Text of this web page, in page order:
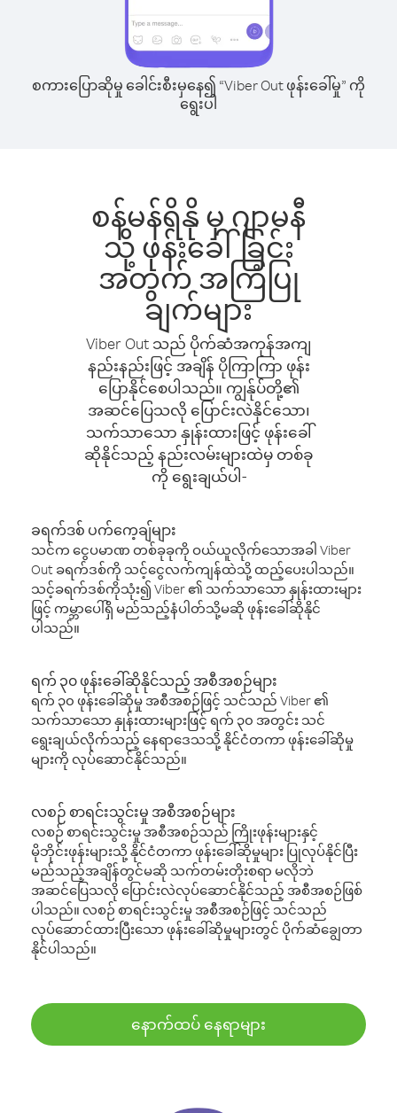
စကားပြောဆိုမှု ခေါင်းစီးမှနေ၍ “Viber Out ဖုန်းခေါ်မှု” ကို
ရွေးပါ
စန်မန်ရိနို မှ ဂျာမနီ
သို့ ဖုန်းခေါ်ခြင်း
အတွက် အကြံပြု
ချက်များ
Viber Out သည် ပိုက်ဆံအကုန်အကျ
နည်းနည်းဖြင့် အချိန် ပိုကြာကြာ ဖုန်း
ပြောနိုင်စေပါသည်။ ကျွန်ုပ်တို့၏
အဆင်ပြေသလို ပြောင်းလဲနိုင်သော၊
သက်သာသော နှုန်းထားဖြင့် ဖုန်းခေါ်
ဆိုနိုင်သည့် နည်းလမ်းများထဲမှ တစ်ခု
ကို ရွေးချယ်ပါ-
ခရက်ဒစ် ပက်ကေ့ချ်များ
သင်က ငွေပမာဏ တစ်ခုခုကို ဝယ်ယူလိုက်သောအခါ Viber
Out ခရက်ဒစ်ကို သင့်ငွေလက်ကျန်ထဲသို့ ထည့်ပေးပါသည်။
သင့်ခရက်ဒစ်ကိုသုံး၍ Viber ၏ သက်သာသော နှုန်းထားများ
ဖြင့် ကမ္ဘာပေါ်ရှိ မည်သည့်နံပါတ်သို့မဆို ဖုန်းခေါ်ဆိုနိုင်
ပါသည်။
ရက် ၃၀ ဖုန်းခေါ်ဆိုနိုင်သည့် အစီအစဉ်များ
ရက် ၃၀ ဖုန်းခေါ်ဆိုမှု အစီအစဉ်ဖြင့် သင်သည် Viber ၏
သက်သာသော နှုန်းထားများဖြင့် ရက် ၃၀ အတွင်း သင်
ရွေးချယ်လိုက်သည့် နေရာဒေသသို့ နိုင်ငံတကာ ဖုန်းခေါ်ဆိုမှု
များကို လုပ်ဆောင်နိုင်သည်။
လစဉ် စာရင်းသွင်းမှု အစီအစဉ်များ
လစဉ် စာရင်းသွင်းမှု အစီအစဉ်သည် ကြိုးဖုန်းများနှင့်
မိုဘိုင်းဖုန်းများသို့ နိုင်ငံတကာ ဖုန်းခေါ်ဆိုမှုများ ပြုလုပ်နိုင်ပြီး
မည်သည့်အချိန်တွင်မဆို သက်တမ်းတိုးစရာ မလိုဘဲ
အဆင်ပြေသလို ပြောင်းလဲလုပ်ဆောင်နိုင်သည့် အစီအစဉ်ဖြစ်
ပါသည်။ လစဉ် စာရင်းသွင်းမှု အစီအစဉ်ဖြင့် သင်သည်
လုပ်ဆောင်ထားပြီးသော ဖုန်းခေါ်ဆိုမှုများတွင် ပိုက်ဆံချွေတာ
နိုင်ပါသည်။
နောက်ထပ် နေရာများ